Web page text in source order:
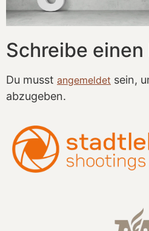
Schreibe
Du musst angemeldet sein,
abzugeben.